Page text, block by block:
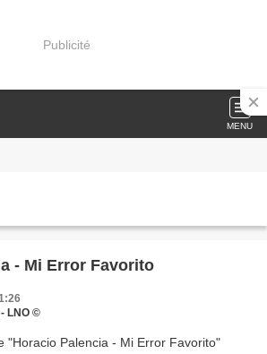
Publicité
MENU
- Mi Error Favorito
LNO ©